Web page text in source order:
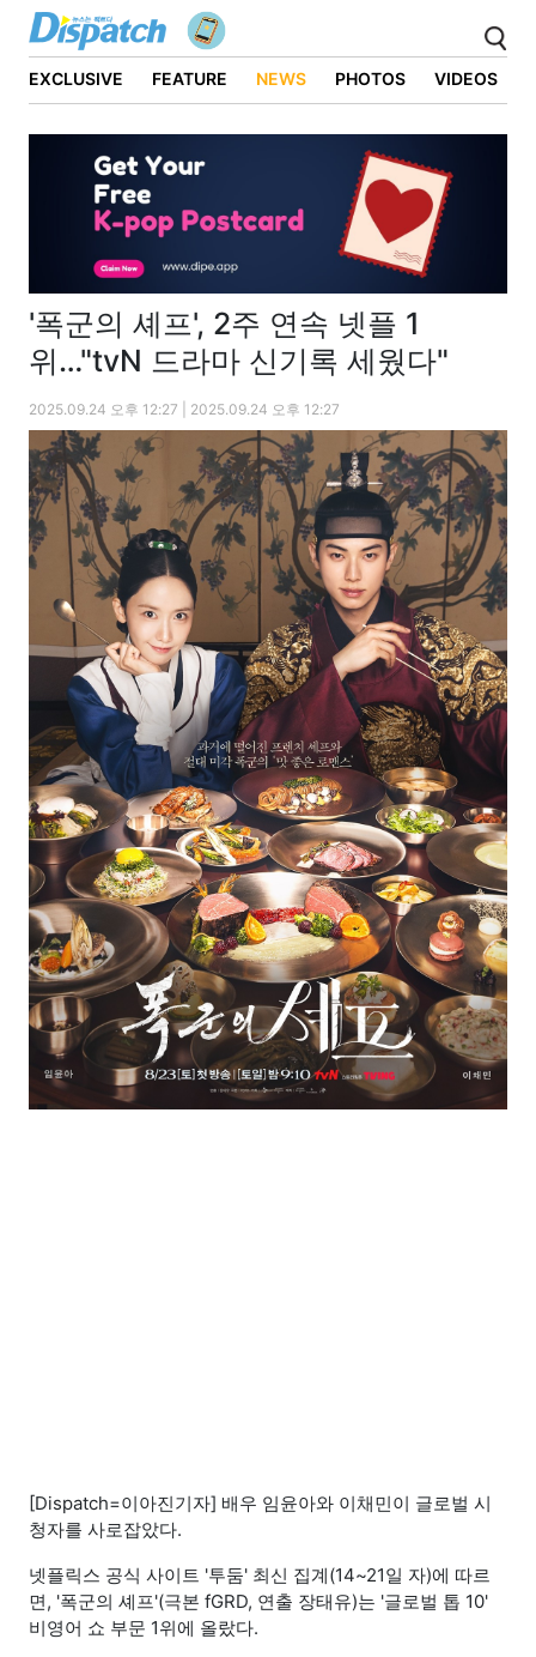
EXCLUSIVE FEATURE NEWS PHOTOS VIDEOS
'폭군의 셰프', 2주 연속 넷플 1
위…"tvN 드라마 신기록 세웠다"
2025.09.24 오후 12:27 | 2025.09.24 오후 12:27
[Dispatch=이아진기자] 배우 임윤아와 이채민이 글로벌 시
청자를 사로잡았다.
넷플릭스 공식 사이트 '투둠' 최신 집계(14~21일 자)에 따르
면, '폭군의 셰프'(극본 fGRD, 연출 장태유)는 '글로벌 톱 10'
비영어 쇼 부문 1위에 올랐다.